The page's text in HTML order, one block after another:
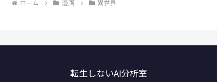
ホーム 漫画 異世界
転生しないAI分析室